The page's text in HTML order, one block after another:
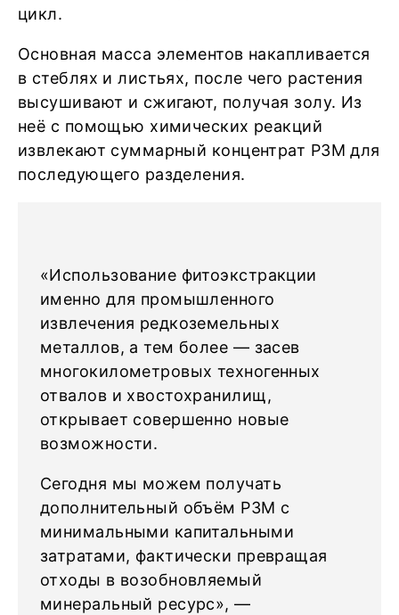
цикл.
Основная масса элементов накапливается
в стеблях и листьях, после чего растения
высушивают и сжигают, получая золу. Из
неё с помощью химических реакций
извлекают суммарный концентрат РЗМ для
последующего разделения.
«Использование фитоэкстракции
именно для промышленного
извлечения редкоземельных
металлов, а тем более — засев
многокилометровых техногенных
отвалов и хвостохранилищ,
открывает совершенно новые
возможности.
Сегодня мы можем получать
дополнительный объём РЗМ с
минимальными капитальными
затратами, фактически превращая
отходы в возобновляемый
минеральный ресурс», —